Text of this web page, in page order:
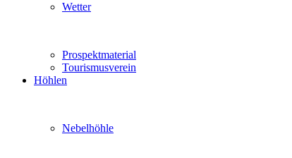
Wetter
Prospektmaterial
Tourismusverein
Höhlen
Nebelhöhle